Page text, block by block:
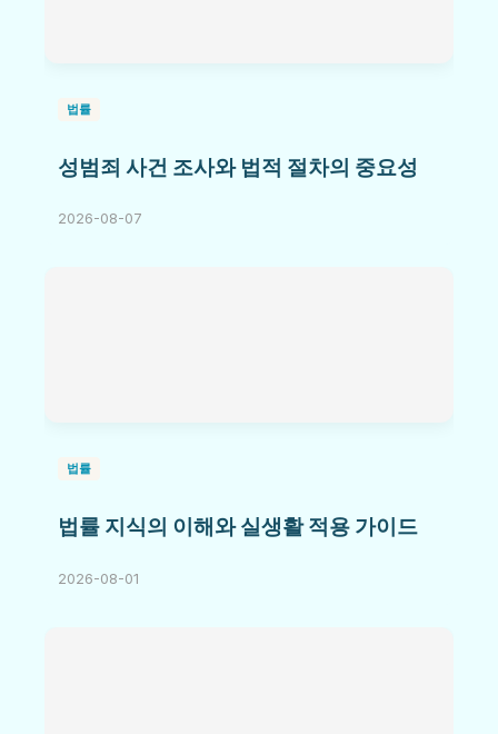
법률
성범죄 사건 조사와 법적 절차의 중요성
2026-08-07
법률
법률 지식의 이해와 실생활 적용 가이드
2026-08-01